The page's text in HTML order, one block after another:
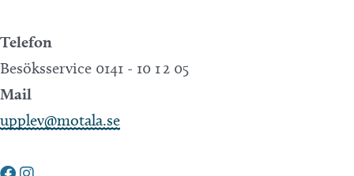
Telefon
Besöksservice 0141 - 10 1 2 05
Mail
upplev@motala.se